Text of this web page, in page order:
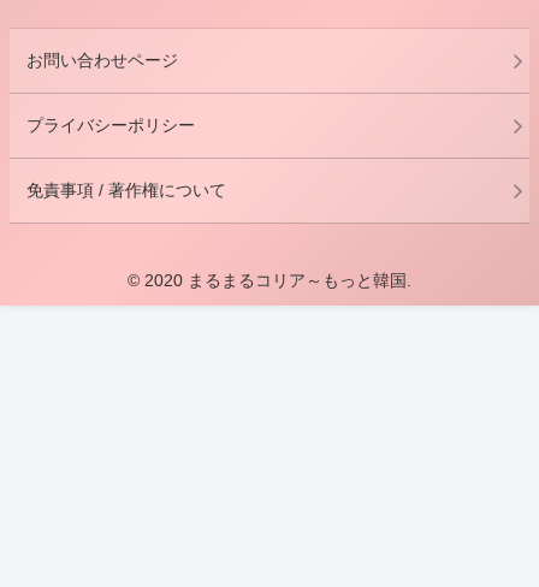
お問い合わせページ
プライバシーポリシー
免責事項 / 著作権について
© 2020 まるまるコリア～もっと韓国.